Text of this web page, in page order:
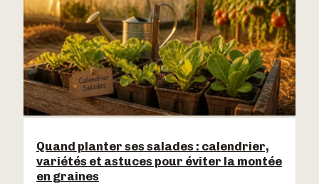
Quand planter ses salades : calendrier,
variétés et astuces pour éviter la montée
en graines